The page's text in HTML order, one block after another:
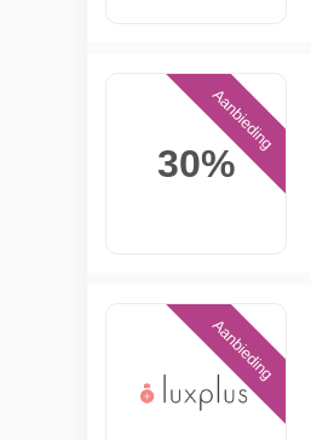
30%
Aanbieding
Aanbieding